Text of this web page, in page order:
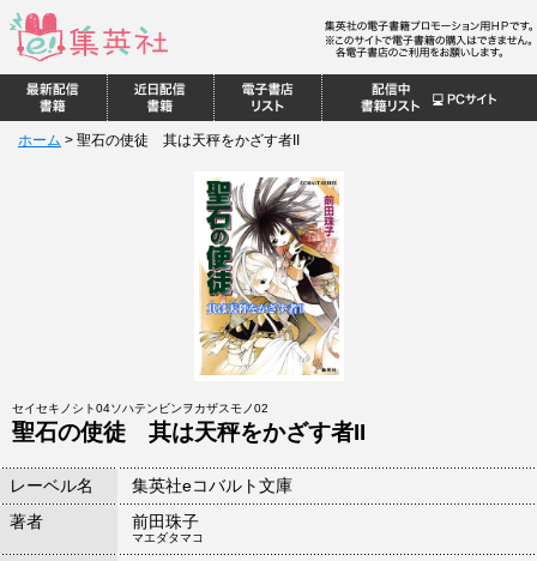
ホーム > 聖石の使徒 其は天秤をかざす者II
セイセキノシト04ソハテンビンヲカザスモノ02
聖石の使徒 其は天秤をかざす者II
レーベル名
集英社eコバルト文庫
著者
前田珠子
マエダタマコ